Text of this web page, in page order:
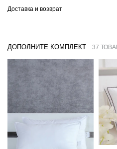
Доставка и возврат
ДОПОЛНИТЕ КОМПЛЕКТ 37